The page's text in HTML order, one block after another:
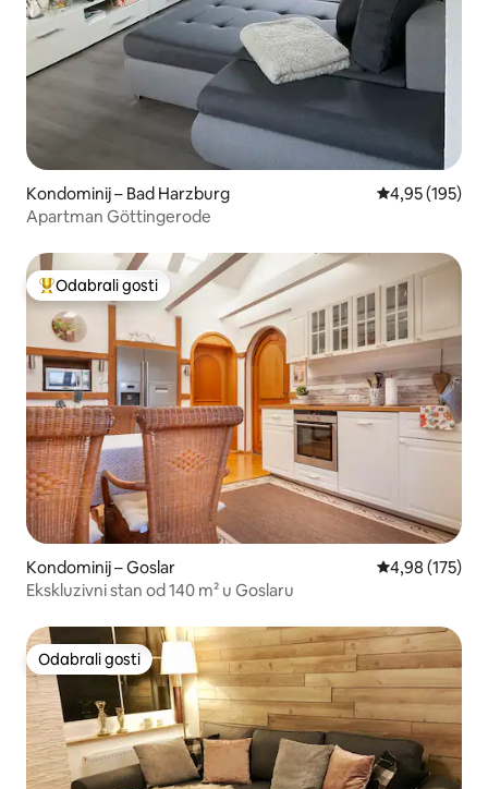
Kondominij – Bad Harzburg Prosječna
4,95 (195)
Apartman Göttingerode
Među najviše rangiranima s oznakom „Odabrali gosti”
Odabrali gosti
Kondominij – Goslar Prosječna
4,98 (175)
Ekskluzivni stan od 140 m² u Goslaru
Odabrali gosti
Odabrali gosti